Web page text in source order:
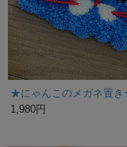
1,980円